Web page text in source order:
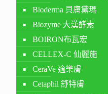
Bioderma 貝膚黛瑪
Biozyme 大漢酵素
BOIRON布瓦宏
CELLEX-C 仙麗施
CeraVe 適樂膚
Cetaphil 舒特膚